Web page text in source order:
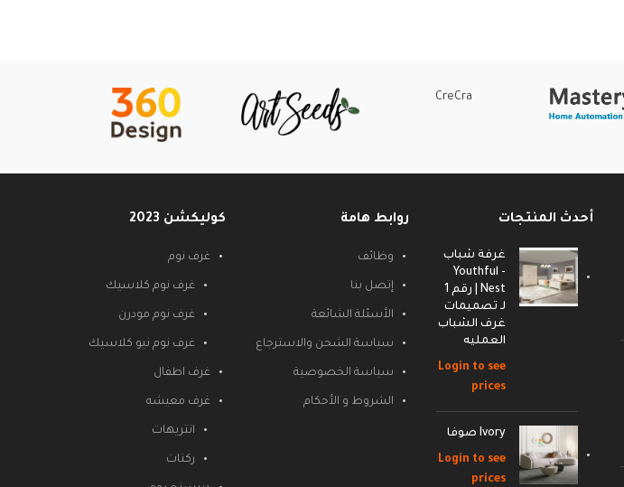
CreCra
أحدث المنتجات
غرفة شباب
- Youthful
Nest | رقم 1
لـ تصميمات
غرف الشباب
العمليه
Login to see
prices
Ivory صوفا
Login to see
prices
روابط هامة
وظائف
إتصل بنا
الأسئلة الشائعة
سياسة الشحن والاسترجاع
سياسة الخصوصية
الشروط و الأحكام
كوليكشن 2023
غرف نوم
غرف نوم كلاسيك
غرف نوم مودرن
غرف نوم نيو كلاسيك
غرف اطفال
غرف معيشه
انتريهات
ركنات